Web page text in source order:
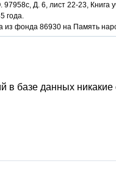
Д. 6, лист 22-23, Книга
года.
из фонда 86930 на Память
в базе данных